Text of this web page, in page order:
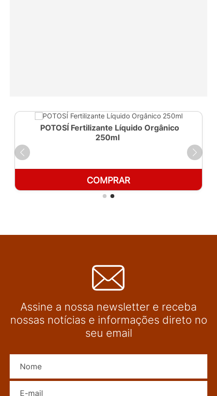
POTOSÍ Fertilizante Líquido Orgânico
250ml
COMPRAR
Assine a nossa newsletter e receba
nossas notícias e informações direto no
seu email